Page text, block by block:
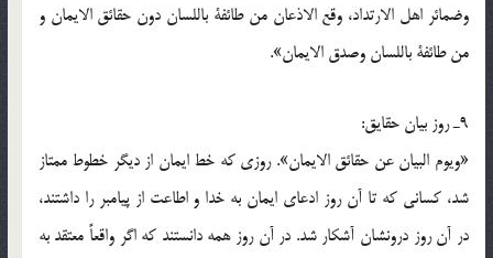
وضمائر اهل الارتداد، وقع الاذعان من طائفة باللسان دون حقائق الايمان و
من طائفة باللسان وصدق الايمان».
9ـ روز بيان حقايق:
«ويوم البيان عن حقائق الايمان». روزى كه خط ايمان از ديگر خطوط ممتاز
شد، كسانى كه تا آن روز ادعاى ايمان به خدا و اطاعت از پيامبر را داشتند،
در آن روز درونشان آشكار شد. در آن روز همه دانستند كه اگر واقعاً معتقد به